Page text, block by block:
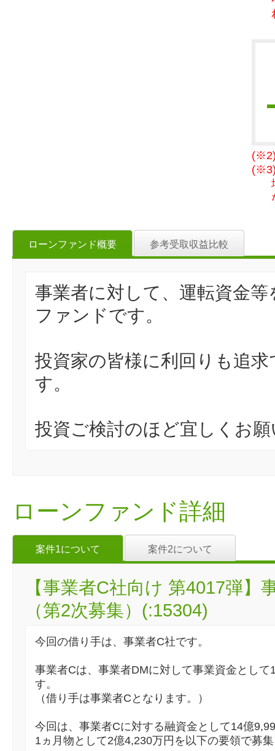
(※2)
(※3)
ローンファンド概要 参考受取収益比較
事業者に対して、運転資金
ファンドです。
投資家の皆様に利回りも追
す。
投資ご検討のほど宜しくお
ローンファンド詳細
案件1について 案件2について
【事業者C社向け 第4017弾
（第2次募集）(:15304)
今回の借り手は、事業者C社です。
事業者Cは、事業者DMに対して事業資金として
す。
（借り手は事業者Cとなります。）
今回は、事業者Cに対する融資金として14億
1ヵ月物として2億4,230万円を以下の要領で募